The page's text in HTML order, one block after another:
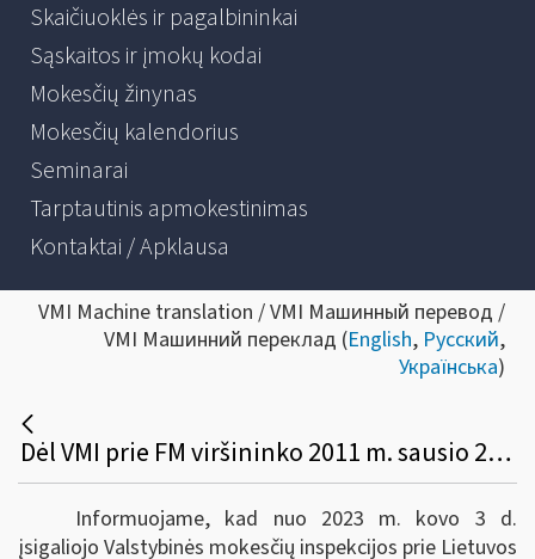
Skaičiuoklės ir pagalbininkai
Sąskaitos ir įmokų kodai
Mokesčių žinynas
Mokesčių kalendorius
Seminarai
Tarptautinis apmokestinimas
Kontaktai / Apklausa
VMI Machine translation / VMI Машинный перевод /
VMI Машинний переклад (English, Русский,
Українська)
Dėl VMI prie FM viršininko 2011 m. sausio 25 d. įsakymo VA-16 pakeitimo
Informuojame, kad nuo 2023 m. kovo 3 d.
įsigaliojo Valstybinės mokesčių inspekcijos prie Lietuvos